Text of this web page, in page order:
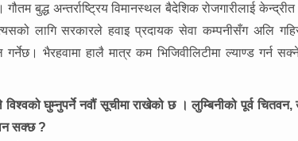
बुद्ध अन्तर्राष्ट्रिय विमानस्थल बैदेशिक रोजगारीलाई
लागि सरकारले हवाइ प्रदायक सेवा कम्पनीसँग अलि
भैरहवामा हालै मात्र कम भिजिवीलिटीमा ल्याण्ड गर्न
विश्वको घुम्नुपर्ने नवौं सूचीमा राखेको छ । लुम्बिनीको पूर्व चितवन,
सक्छ ?